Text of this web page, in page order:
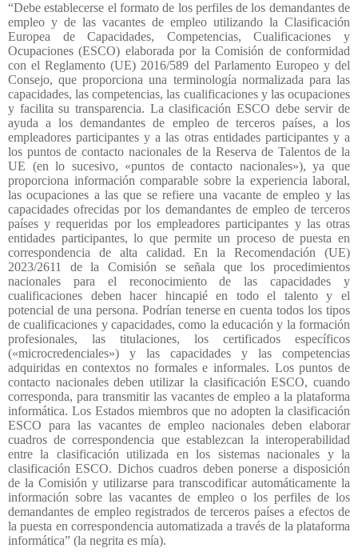
“Debe establecerse el formato de los perfiles de los demandantes de
empleo y de las vacantes de empleo utilizando la Clasificación
Europea de Capacidades, Competencias, Cualificaciones y
Ocupaciones (ESCO) elaborada por la Comisión de conformidad
con el Reglamento (UE) 2016/589 del Parlamento Europeo y del
Consejo, que proporciona una terminología normalizada para las
capacidades, las competencias, las cualificaciones y las ocupaciones
y facilita su transparencia. La clasificación ESCO debe servir de
ayuda a los demandantes de empleo de terceros países, a los
empleadores participantes y a las otras entidades participantes y a
los puntos de contacto nacionales de la Reserva de Talentos de la
UE (en lo sucesivo, «puntos de contacto nacionales»), ya que
proporciona información comparable sobre la experiencia laboral,
las ocupaciones a las que se refiere una vacante de empleo y las
capacidades ofrecidas por los demandantes de empleo de terceros
países y requeridas por los empleadores participantes y las otras
entidades participantes, lo que permite un proceso de puesta en
correspondencia de alta calidad. En la Recomendación (UE)
2023/2611 de la Comisión se señala que los procedimientos
nacionales para el reconocimiento de las capacidades y
cualificaciones deben hacer hincapié en todo el talento y el
potencial de una persona. Podrían tenerse en cuenta todos los tipos
de cualificaciones y capacidades, como la educación y la formación
profesionales, las titulaciones, los certificados específicos
(«microcredenciales») y las capacidades y las competencias
adquiridas en contextos no formales e informales. Los puntos de
contacto nacionales deben utilizar la clasificación ESCO, cuando
corresponda, para transmitir las vacantes de empleo a la plataforma
informática. Los Estados miembros que no adopten la clasificación
ESCO para las vacantes de empleo nacionales deben elaborar
cuadros de correspondencia que establezcan la interoperabilidad
entre la clasificación utilizada en los sistemas nacionales y la
clasificación ESCO. Dichos cuadros deben ponerse a disposición
de la Comisión y utilizarse para transcodificar automáticamente la
información sobre las vacantes de empleo o los perfiles de los
demandantes de empleo registrados de terceros países a efectos de
la puesta en correspondencia automatizada a través de la plataforma
informática” (la negrita es mía).